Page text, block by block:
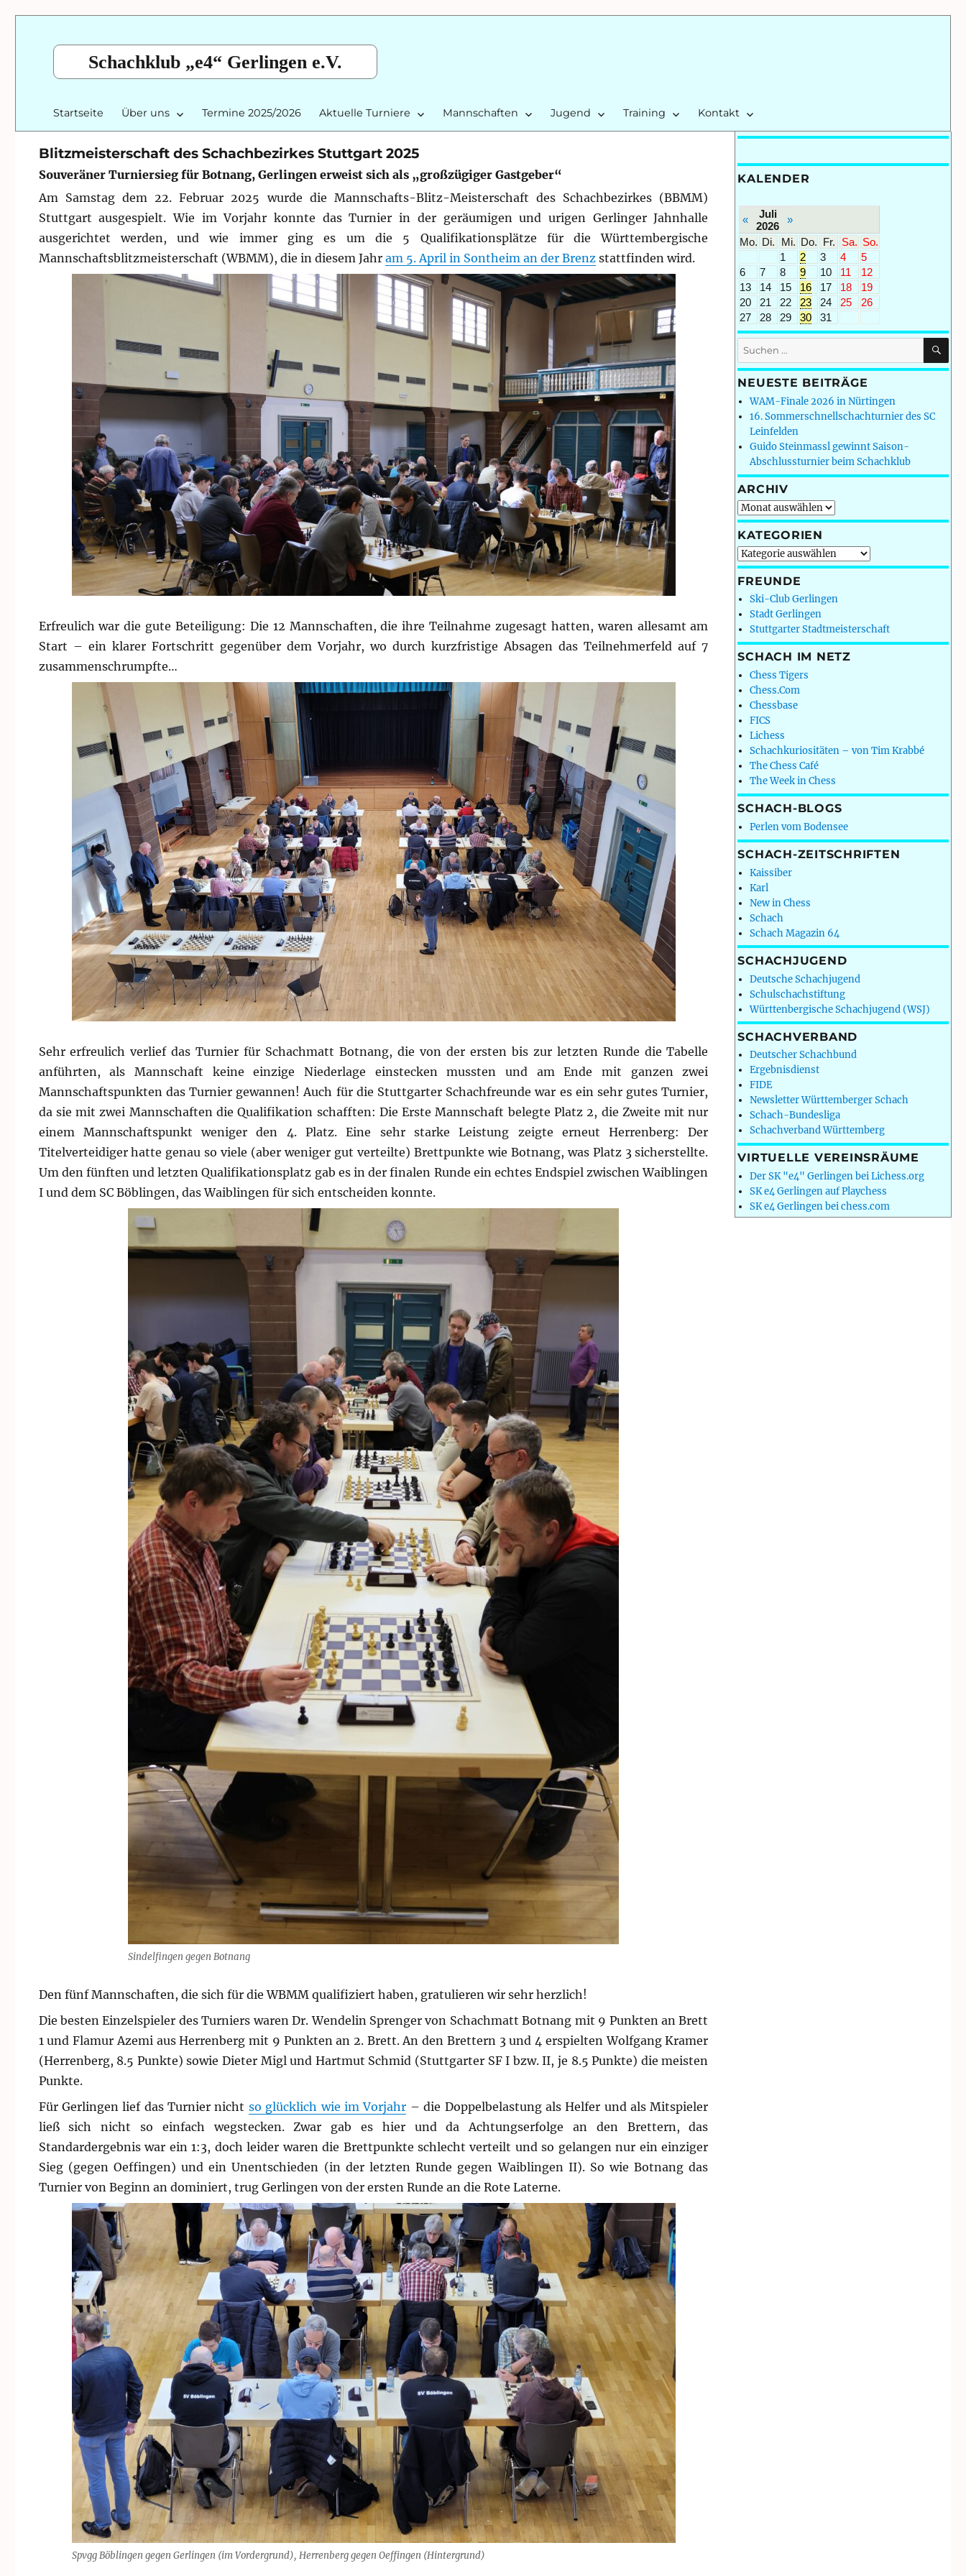
Schachklub „e4“ Gerlingen e.V.
Startseite Über uns Termine 2025/2026 Aktuelle Turniere Mannschaften Jugend Training Kontakt
Blitzmeisterschaft des Schachbezirkes Stuttgart 2025
Souveräner Turniersieg für Botnang, Gerlingen erweist sich als „großzügiger Gastgeber“
Am Samstag dem 22. Februar 2025 wurde die Mannschafts-Blitz-Meisterschaft des Schachbezirkes (BBMM)
Stuttgart ausgespielt. Wie im Vorjahr konnte das Turnier in der geräumigen und urigen Gerlinger Jahnhalle
ausgerichtet werden, und wie immer ging es um die 5 Qualifikationsplätze für die Württembergische
Mannschaftsblitzmeisterschaft (WBMM), die in diesem Jahr am 5. April in Sontheim an der Brenzstattfinden wird.
Erfreulich war die gute Beteiligung: Die 12 Mannschaften, die ihre Teilnahme zugesagt hatten, waren allesamt am
Start – ein klarer Fortschritt gegenüber dem Vorjahr, wo durch kurzfristige Absagen das Teilnehmerfeld auf 7
zusammenschrumpfte…
Sehr erfreulich verlief das Turnier für Schachmatt Botnang, die von der ersten bis zur letzten Runde die Tabelle
anführten, als Mannschaft keine einzige Niederlage einstecken mussten und am Ende mit ganzen zwei
Mannschaftspunkten das Turnier gewannen! Auch für die Stuttgarter Schachfreunde war es ein sehr gutes Turnier,
da sie mit zwei Mannschaften die Qualifikation schafften: Die Erste Mannschaft belegte Platz 2, die Zweite mit nur
einem Mannschaftspunkt weniger den 4. Platz. Eine sehr starke Leistung zeigte erneut Herrenberg: Der
Titelverteidiger hatte genau so viele (aber weniger gut verteilte) Brettpunkte wie Botnang, was Platz 3 sicherstellte.
Um den fünften und letzten Qualifikationsplatz gab es in der finalen Runde ein echtes Endspiel zwischen Waiblingen
I und dem SC Böblingen, das Waiblingen für sich entscheiden konnte.
Sindelfingen gegen Botnang
Den fünf Mannschaften, die sich für die WBMM qualifiziert haben, gratulieren wir sehr herzlich!
Die besten Einzelspieler des Turniers waren Dr. Wendelin Sprenger von Schachmatt Botnang mit 9 Punkten an Brett
1 und Flamur Azemi aus Herrenberg mit 9 Punkten an 2. Brett. An den Brettern 3 und 4 erspielten Wolfgang Kramer
(Herrenberg, 8.5 Punkte) sowie Dieter Migl und Hartmut Schmid (Stuttgarter SF I bzw. II, je 8.5 Punkte) die meisten
Punkte.
Für Gerlingen lief das Turnier nicht so glücklich wie im Vorjahr – die Doppelbelastung als Helfer und als Mitspieler
ließ sich nicht so einfach wegstecken. Zwar gab es hier und da Achtungserfolge an den Brettern, das
Standardergebnis war ein 1:3, doch leider waren die Brettpunkte schlecht verteilt und so gelangen nur ein einziger
Sieg (gegen Oeffingen) und ein Unentschieden (in der letzten Runde gegen Waiblingen II). So wie Botnang das
Turnier von Beginn an dominiert, trug Gerlingen von der ersten Runde an die Rote Laterne.
Spvgg Böblingen gegen Gerlingen (im Vordergrund), Herrenberg gegen Oeffingen (Hintergrund)
KALENDER
«
Juli
2026
»
Mo. Di. Mi. Do. Fr. Sa. So.
1
2 3 4
5
6
7 8 9 10 11
12
13
14 15 16 17 18
19
20
21 22 23 24 25
26
27
28 29 30 31
Suchen
nach:
NEUESTE BEITRÄGE
WAM-Finale 2026 in Nürtingen
16. Sommerschnellschachturnier des SC
Leinfelden
Guido Steinmassl gewinnt Saison-
Abschlussturnier beim Schachklub
ARCHIV
Archiv
KATEGORIEN
Kategorien
FREUNDE
Ski-Club Gerlingen
Stadt Gerlingen
Stuttgarter Stadtmeisterschaft
SCHACH IM NETZ
Chess Tigers
Chess.Com
Chessbase
FICS
Lichess
Schachkuriositäten – von Tim Krabbé
The Chess Café
The Week in Chess
SCHACH-BLOGS
Perlen vom Bodensee
SCHACH-ZEITSCHRIFTEN
Kaissiber
Karl
New in Chess
Schach
Schach Magazin 64
SCHACHJUGEND
Deutsche Schachjugend
Schulschachstiftung
Württenbergische Schachjugend (WSJ)
SCHACHVERBAND
Deutscher Schachbund
Ergebnisdienst
FIDE
Newsletter Württemberger Schach
Schach-Bundesliga
Schachverband Württemberg
VIRTUELLE VEREINSRÄUME
Der SK "e4" Gerlingen bei Lichess.org
SK e4 Gerlingen auf Playchess
SK e4 Gerlingen bei chess.com